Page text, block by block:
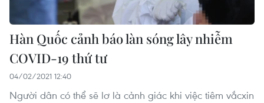
Hàn Quốc cảnh báo làn sóng lây nhiễm
COVID-19 thứ tư
04/02/2021 12:40
Người dân có thể sẽ lơ là cảnh giác khi việc tiêm vắcxin